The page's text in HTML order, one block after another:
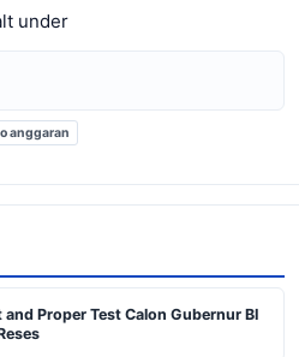
under
anggaran
and Proper Test Calon Gubernur BI